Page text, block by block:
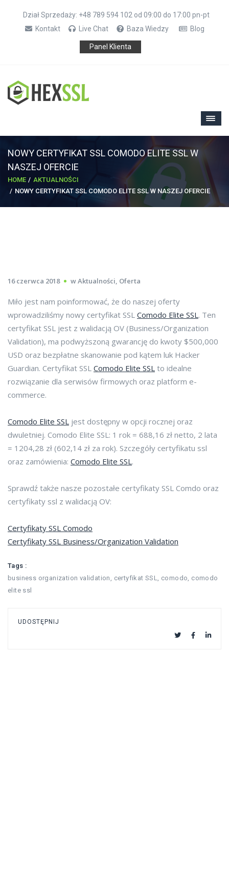
Dział Sprzedaży: +48 789 594 102 od 09:00 do 17:00 pn-pt
Kontakt
Live Chat Baza Wiedzy Blog
Panel Klienta
NOWY CERTYFIKAT SSL COMODO ELITE SSL W
NASZEJ OFERCIE
HOME
AKTUALNOŚCI
NOWY CERTYFIKAT SSL COMODO ELITE SSL W NASZEJ OFERCIE
16 czerwca 2018 wAktualności, Oferta
Miło jest nam poinformować, że do naszej oferty
wprowadziliśmy nowy certyfikat SSL Comodo Elite SSL. Ten
certyfikat SSL jest z walidacją OV (Business/Organization
Validation), ma podwyższoną gwarancję do kwoty $500,000
USD oraz bezpłatne skanowanie pod kątem luk Hacker
Guardian. Certyfikat SSL Comodo Elite SSL to idealne
rozwiązanie dla serwisów firmowych oraz platform e-
commerce.
Comodo Elite SSL jest dostępny w opcji rocznej oraz
dwuletniej. Comodo Elite SSL: 1 rok = 688,16 zł netto, 2 lata
= 1204,28 zł (602,14 zł za rok). Szczegóły certyfikatu ssl
oraz zamówienia: Comodo Elite SSL.
Sprawdź także nasze pozostałe certyfikaty SSL Comdo oraz
certyfikaty ssl z walidacją OV:
Certyfikaty SSL Comodo
Certyfikaty SSL Business/Organization Validation
Tags :
business organization validation , certyfikat SSL, comodo, comodo
elite ssl
UDOSTĘPNIJ